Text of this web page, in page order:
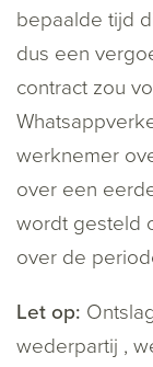
bepaalde tijd
dus een
contract zou
werknemer
over een
wordt gesteld
over de
Let op:
wederpartij ,